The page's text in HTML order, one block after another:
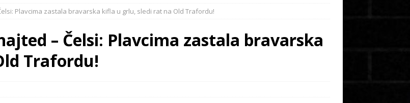
Plavcima zastala bravarska kifla u grlu, sledi rat na Old Trafordu!
– Čelsi: Plavcima zastala bravarska
Trafordu!